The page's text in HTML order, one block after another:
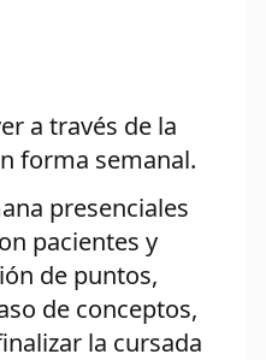
a través de la
forma semanal.
presenciales
pacientes y
de puntos,
de conceptos,
la cursada